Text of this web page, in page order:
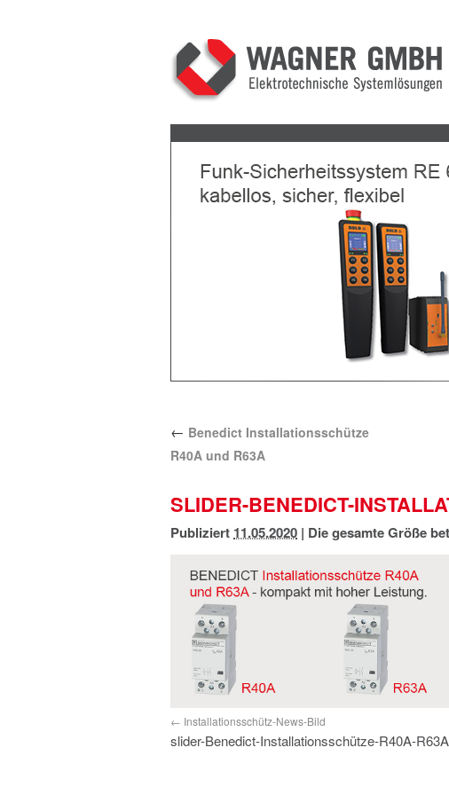
Next
← Benedict Installationsschütze
R40A und R63A
SLIDER-BENEDICT-
Publiziert 11.05.2020 | Die gesamte Größe
Installationsschütz-News-Bild
slider-Benedict-Installationsschütze-R40A-R63A